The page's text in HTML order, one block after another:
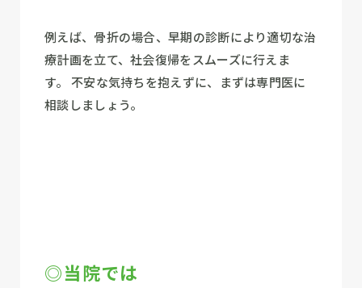
例えば、骨折の場合、早期の診断により適切な治
療計画を立て、社会復帰をスムーズに行えま
す。
不安な気持ちを抱えずに、まずは専門医に
相談しましょう。
◎当院では